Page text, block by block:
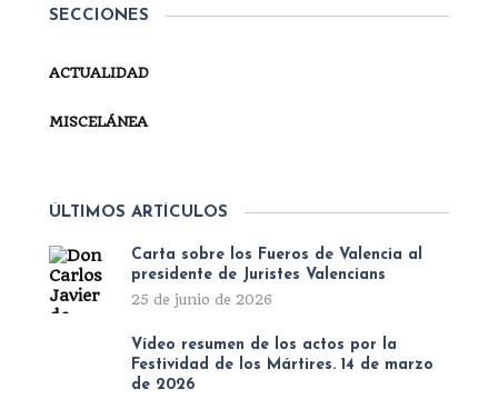
se ha repetido, que Dios se hiciese hombre y
SECCIONES
ACTUALIDAD
MISCELÁNEA
ÚLTIMOS ARTÍCULOS
Carta sobre los Fueros de Valencia al
presidente de Juristes Valencians
25 de junio de 2026
Vídeo resumen de los actos por la
Festividad de los Mártires. 14 de marzo
de 2026